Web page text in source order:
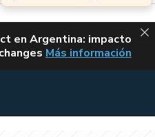
en Argentina: impacto
CLARITY ACT EN
Más información